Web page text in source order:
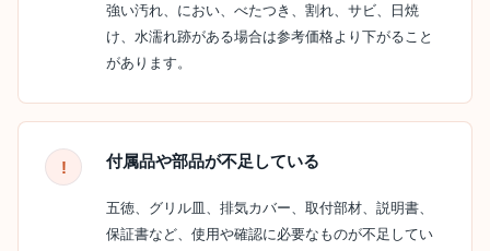
強い汚れ、におい、べたつき、割れ、サビ、日焼
け、水濡れ跡がある場合は参考価格より下がること
があります。
付属品や部品が不足している
五徳、グリル皿、排気カバー、取付部材、説明書、
保証書など、使用や確認に必要なものが不足してい